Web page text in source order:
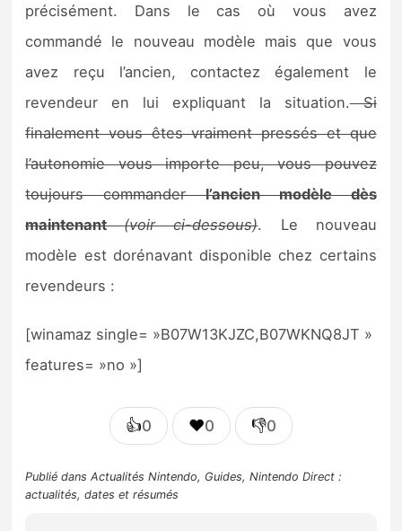
précisément. Dans le cas où vous avez
commandé le nouveau modèle mais que vous
avez reçu l’ancien, contactez également le
revendeur en lui expliquant la situation.Si
finalement vous êtes vraiment pressés et que
l’autonomie vous importe peu, vous pouvez
toujours commanderl’ancien modèle dès
maintenant(voir ci-dessous). Le nouveau
modèle est dorénavant disponible chez certains
revendeurs :
[winamaz single= »B07W13KJZC,B07WKNQ8JT »
features= »no »]
👍0 ❤️0 👎0
Publié dansActualités Nintendo, Guides,Nintendo Direct :
actualités, dates et résumés